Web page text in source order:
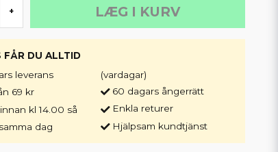
+ LÆG I KURV
FÅR DU ALLTID
leverans
69 kr
kl 14.00 så
dag
(vardagar)
60 dagars ångerrätt
Enkla returer
Hjälpsam kundtjänst